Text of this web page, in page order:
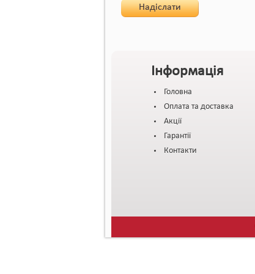
Надіслати
Інформація
Головна
Оплата та доставка
Акції
Гарантії
Контакти